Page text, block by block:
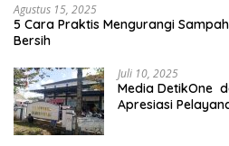
Agustus 15, 2025
5 Cara Praktis Mengurangi
Bersih
Juli 10, 2025
Media DetikOne
Apresiasi